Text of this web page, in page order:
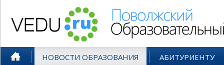
НОВОСТИ ОБРАЗОВАНИЯ АБИТУРИЕНТУ